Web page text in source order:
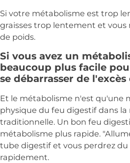
Si votre métabolisme est trop
graisses trop lentement et vous
de poids.
Si vous avez un
beaucoup plus facile
se débarrasser de l'excès
Et le métabolisme n'est qu'une
physique du feu digestif dans la
traditionnelle. Un bon feu
métabolisme plus rapide.
tube digestif et vous perdrez
rapidement.